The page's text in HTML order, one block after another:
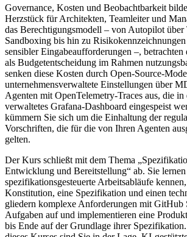
Governance, Kosten und Beobachtbarkeit
Herzstück für Architekten, Teamleiter und
das Berechtigungsmodell – von Autopilot über
Sandboxing bis hin zu
sensibler Eingabeaufforderungen –,
als Budgetentscheidung im Rahmen
senken diese Kosten durch Open-Source-
unternehmensverwaltete Einstellungen über
Agenten mit OpenTelemetry-Traces aus, die
verwaltetes Grafana-Dashboard eingespeist
kümmern Sie sich um die Einhaltung der
Vorschriften, die für die von Ihren Agenten
gelten.
Der Kurs schließt mit dem Thema
Entwicklung und Bereitstellung“ ab. Sie lernen
spezifikationsgesteuerte Arbeitsabläufe
Konstitution, eine Spezifikation und einen
gliedern komplexe Anforderungen mit GitHub
Aufgaben auf und implementieren eine
bis Ende auf der Grundlage ihrer